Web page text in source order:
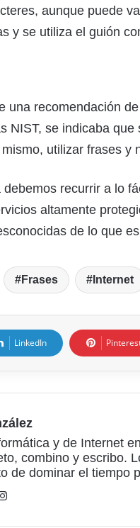
aunque puede
y se utiliza el guión
una recomendación
NIST, se indicaba
utilizar frases y
recurrir a lo
altamente
de lo que
Frases Internet
LinkedIn
y de Internet
combino y escribo.
de dominar el tiempo